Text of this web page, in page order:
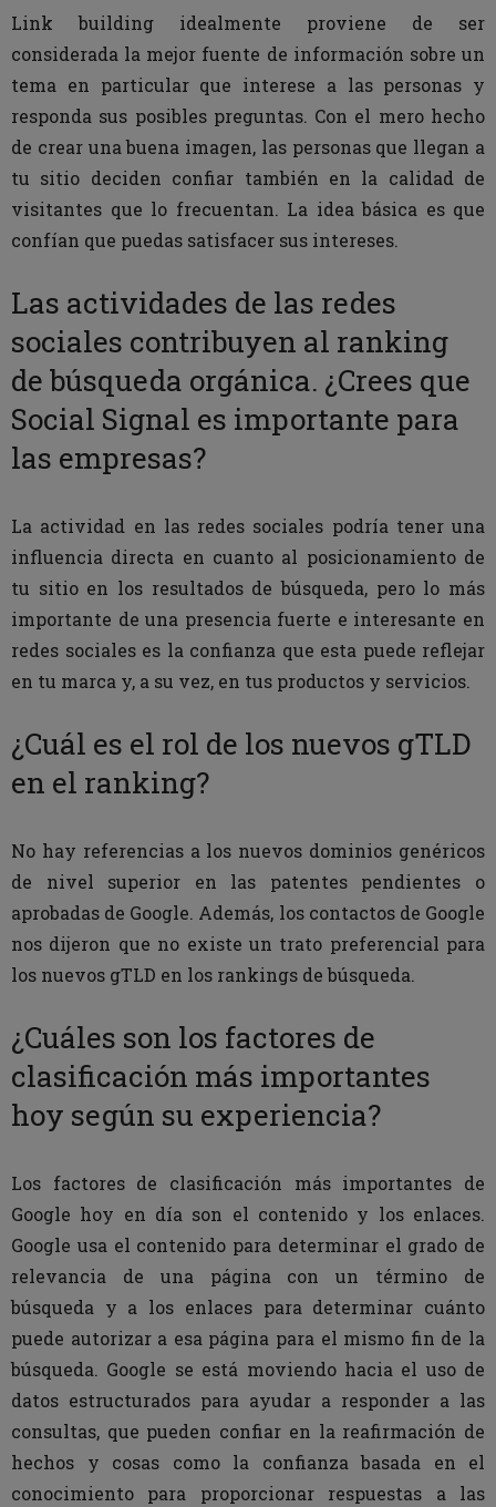
Link building idealmente proviene de ser
considerada la mejor fuente de información sobre un
tema en particular que interese a las personas y
responda sus posibles preguntas. Con el mero hecho
de crear una buena imagen, las personas que llegan a
tu sitio deciden confiar también en la calidad de
visitantes que lo frecuentan. La idea básica es que
confían que puedas satisfacer sus intereses.
Las actividades de las redes
sociales contribuyen al ranking
de búsqueda orgánica. ¿Crees que
Social Signal es importante para
las empresas?
La actividad en las redes sociales podría tener una
influencia directa en cuanto al posicionamiento de
tu sitio en los resultados de búsqueda, pero lo más
importante de una presencia fuerte e interesante en
redes sociales es la confianza que esta puede reflejar
en tu marca y, a su vez, en tus productos y servicios.
¿Cuál es el rol de los nuevos gTLD
en el ranking?
No hay referencias a los nuevos dominios genéricos
de nivel superior en las patentes pendientes o
aprobadas de Google. Además, los contactos de Google
nos dijeron que no existe un trato preferencial para
los nuevos gTLD en los rankings de búsqueda.
¿Cuáles son los factores de
clasificación más importantes
hoy según su experiencia?
Los factores de clasificación más importantes de
Google hoy en día son el contenido y los enlaces.
Google usa el contenido para determinar el grado de
relevancia de una página con un término de
búsqueda y a los enlaces para determinar cuánto
puede autorizar a esa página para el mismo fin de la
búsqueda. Google se está moviendo hacia el uso de
datos estructurados para ayudar a responder a las
consultas, que pueden confiar en la reafirmación de
hechos y cosas como la confianza basada en el
conocimiento para proporcionar respuestas a las